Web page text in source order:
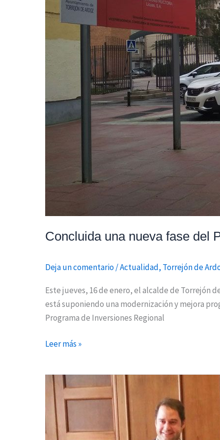
Concluida una nueva fase del
Deja un comentario/Actualidad, Torrejón de
Este jueves, 16 de enero, el alcalde de Torrejón
está suponiendo una modernización y mejora
Programa de Inversiones Regional
Leer más »
El
Parque
de
Ocio
acogerá